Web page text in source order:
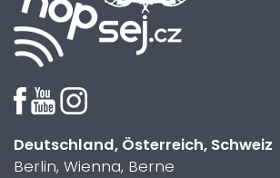
Deutschland, Österreich, Schweiz
Berlin, Wienna, Berne